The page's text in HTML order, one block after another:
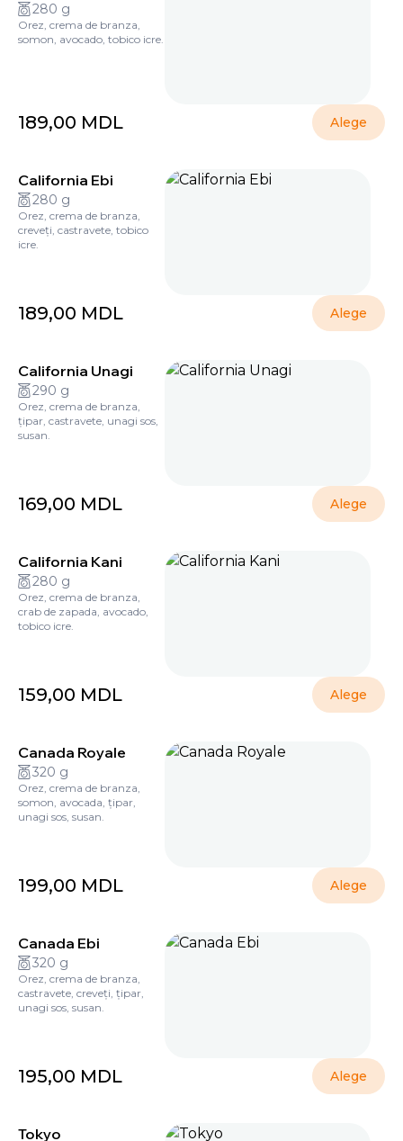
280 g
Orez, crema de branza,
somon, avocado, tobico icre.
189,00 MDL Alege
California Ebi
280 g
Orez, crema de branza,
creveți, castravete, tobico
icre.
189,00 MDL Alege
California Unagi
290 g
Orez, crema de branza,
țipar, castravete, unagi sos,
susan.
169,00 MDL Alege
California Kani
280 g
Orez, crema de branza,
crab de zapada, avocado,
tobico icre.
159,00 MDL Alege
Canada Royale
320 g
Orez, crema de branza,
somon, avocada, țipar,
unagi sos, susan.
199,00 MDL Alege
Canada Ebi
320 g
Orez, crema de branza,
castravete, creveți, țipar,
unagi sos, susan.
195,00 MDL Alege
Tokyo